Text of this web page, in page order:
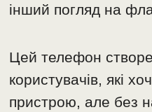
інший погляд на
Цей телефон
користувачів, які
пристрою, але без